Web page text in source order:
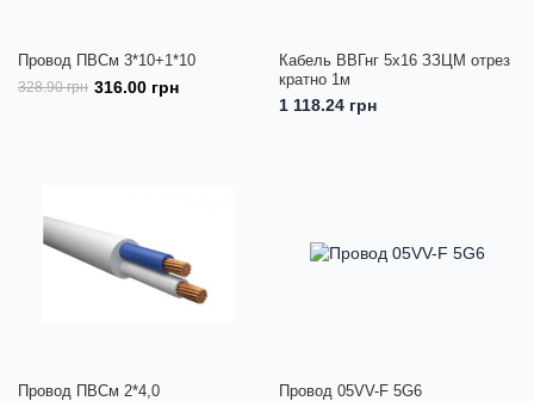
Провод ПВСм 3*10+1*10
328.90 грн 316.00 грн
Кабель ВВГнг 5х16 ЗЗЦМ отрез
кратно 1м
1 118.24 грн
Провод ПВСм 2*4,0 Провод 05VV-F 5G6